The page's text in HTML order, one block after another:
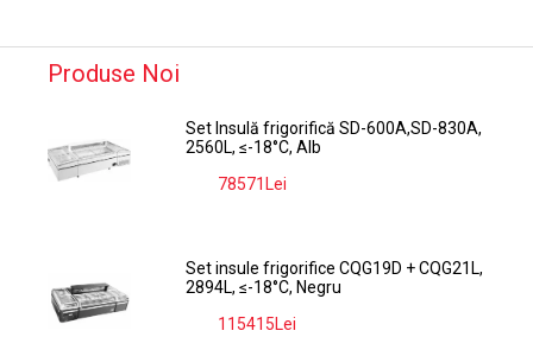
Produse Noi
Set Insulă frigorifică SD-600A,SD-830A,
2560L, ≤-18°C, Alb
78571Lei
Set insule frigorifice CQG19D + CQG21L,
2894L, ≤-18°C, Negru
115415Lei